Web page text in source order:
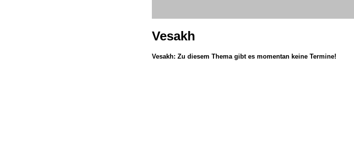
Vesakh
Vesakh: Zu diesem Thema gibt es momentan keine Termine!